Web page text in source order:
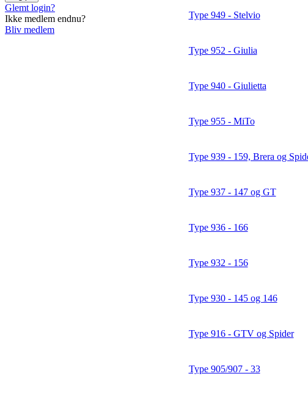
Glemt login?
Ikke medlem endnu?
Bliv medlem
Type 949 - Stelvio
Type 952 - Giulia
Type 940 - Giulietta
Type 955 - MiTo
Type 939 - 159, Brera og
Type 937 - 147 og GT
Type 936 - 166
Type 932 - 156
Type 930 - 145 og 146
Type 916 - GTV og Spider
Type 905/907 - 33